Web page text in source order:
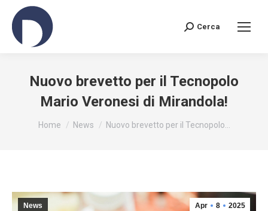
Search:
Cerca
Nuovo brevetto per il Tecnopolo
Mario Veronesi di Mirandola!
You are here:
Home News Nuovo brevetto per il Tecnopolo…
Apr 8 2025
News